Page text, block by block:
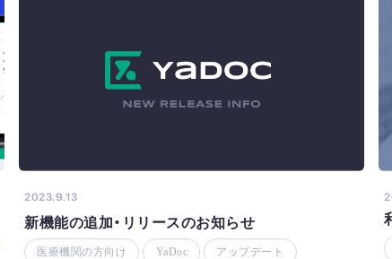
2023.9.13
新機能の追加・リリースのお知らせ
医療機関の方向け YaDoc アップデート